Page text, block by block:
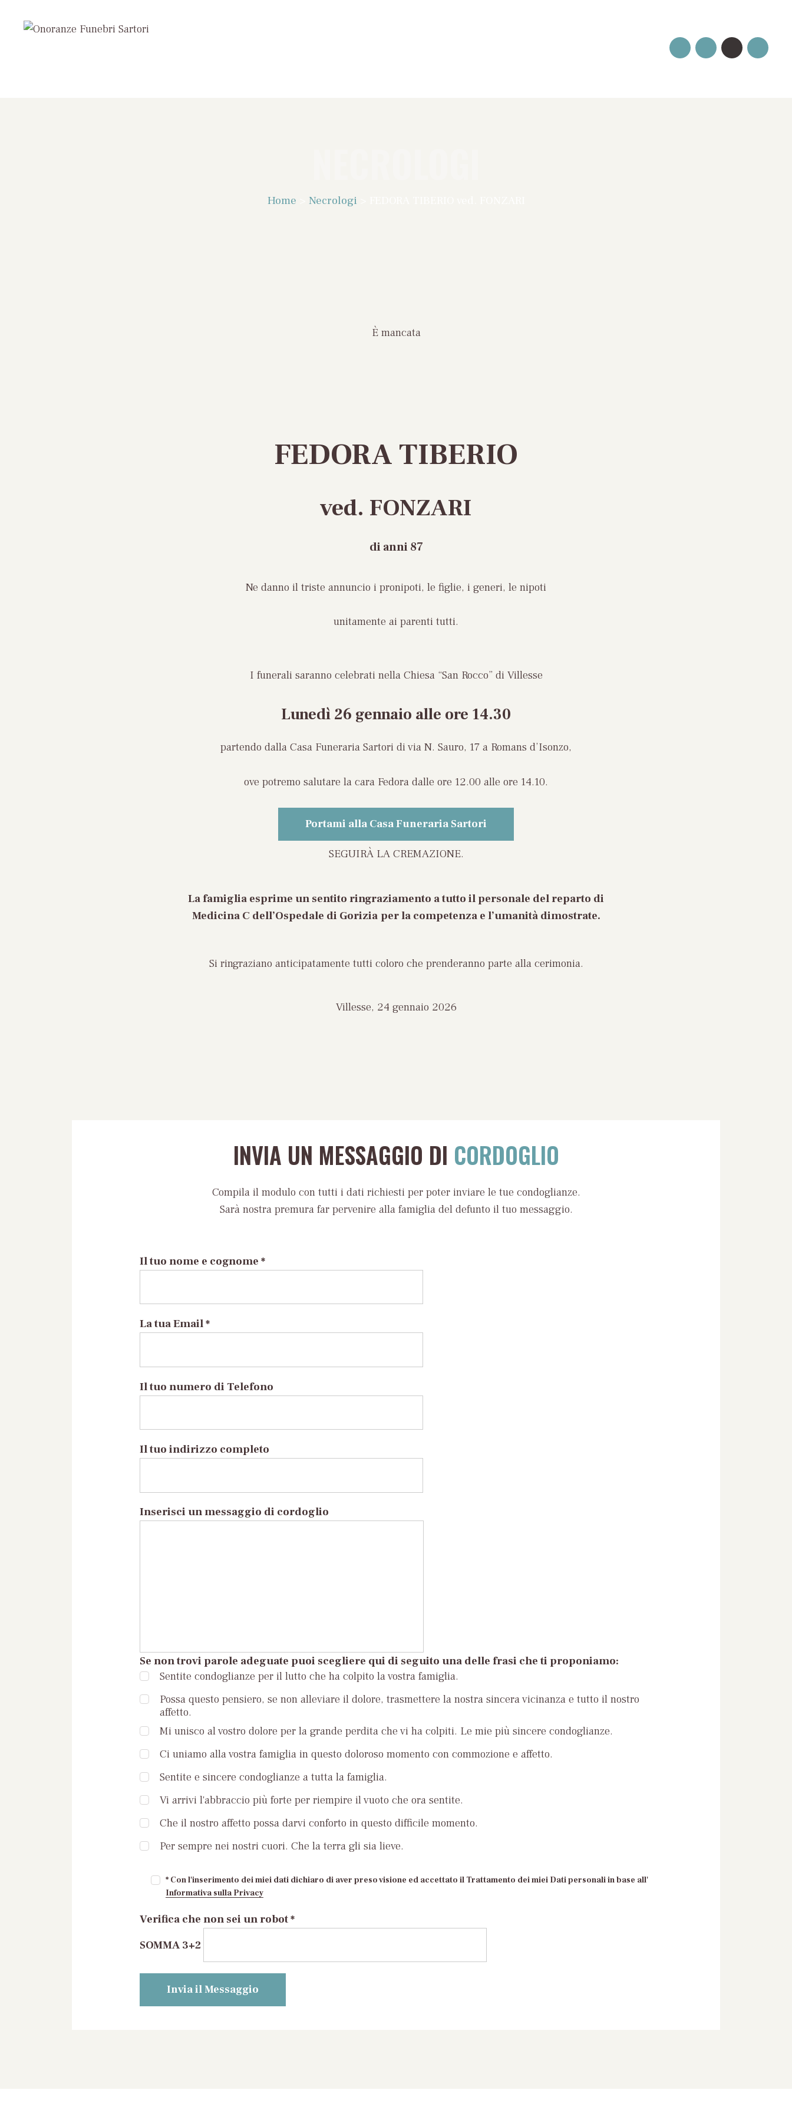
Home Necrologi>
È mancata
FEDORA TIBERIO
ved. FONZARI
di anni 87
Ne danno il triste annuncio i pronipoti, le figlie, i generi, le nipoti
unitamente ai parenti tutti.
I funerali saranno celebrati nella Chiesa “San Rocco” di Villesse
Lunedì 26 gennaio alle ore 14.30
partendo dalla Casa Funeraria Sartori di via N. Sauro, 17 a Romans d’Isonzo,
ove potremo salutare la cara Fedora dalle ore 12.00 alle ore 14.10.
Portami alla Casa Funeraria Sartori
SEGUIRÀ LA CREMAZIONE.
La famiglia esprime un sentito ringraziamento a tutto il personale del reparto di
Medicina C dell’Ospedale di Gorizia per la competenza e l’umanità dimostrate.
Si ringraziano anticipatamente tutti coloro che prenderanno parte alla cerimonia.
Villesse, 24 gennaio 2026
INVIA UN MESSAGGIO DI CORDOGLIO
Compila il modulo con tutti i dati richiesti per poter inviare le tue condoglianze.
Sarà nostra premura far pervenire alla famiglia del defunto il tuo messaggio.
Il tuo nome e cognome *
La tua Email *
Il tuo numero di Telefono
Il tuo indirizzo completo
Inserisci un messaggio di cordoglio
Se non trovi parole adeguate puoi scegliere qui di seguito una delle frasi che ti proponiamo:
Sentite condoglianze per il lutto che ha colpito la vostra famiglia.
Possa questo pensiero, se non alleviare il dolore, trasmettere la nostra sincera vicinanza e tutto il nostro
affetto.
Mi unisco al vostro dolore per la grande perdita che vi ha colpiti. Le mie più sincere condoglianze.
Ci uniamo alla vostra famiglia in questo doloroso momento con commozione e affetto.
Sentite e sincere condoglianze a tutta la famiglia.
Vi arrivi l'abbraccio più forte per riempire il vuoto che ora sentite.
Che il nostro affetto possa darvi conforto in questo difficile momento.
Per sempre nei nostri cuori. Che la terra gli sia lieve.
* Con l'inserimento dei miei dati dichiaro di aver preso visione ed accettato il Trattamento dei miei Dati personali in base all'
Informativa sulla Privacy
Verifica che non sei un robot *
SOMMA 3+2